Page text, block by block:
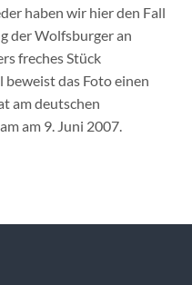
haben wir hier den Fall
der Wolfsburger an
freches Stück
das Foto einen
am deutschen
am 9. Juni 2007.